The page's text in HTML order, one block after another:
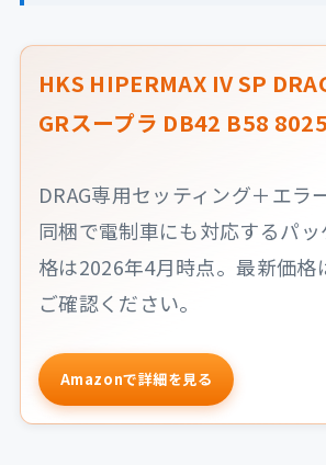
HKS HIPERMAX IV SP
GRスープラ DB42 B58
DRAG専用セッティング＋エラ
同梱で電制車にも対応するパ
格は2026年4月時点。最新価格
ご確認ください。
Amazonで詳細を見る